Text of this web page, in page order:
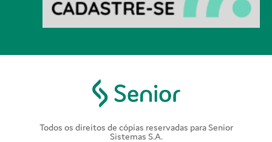
Todos os direitos de cópias reservadas para Senior
Sistemas S.A.